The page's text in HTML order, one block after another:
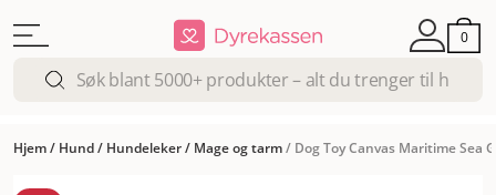
0
Hjem/ Hund/ Hundeleker/ Mage og tarm/ Dog Toy Canvas Maritime Sea